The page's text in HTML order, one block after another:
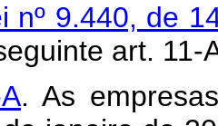
nº 9.440, de
art. 11-
. As